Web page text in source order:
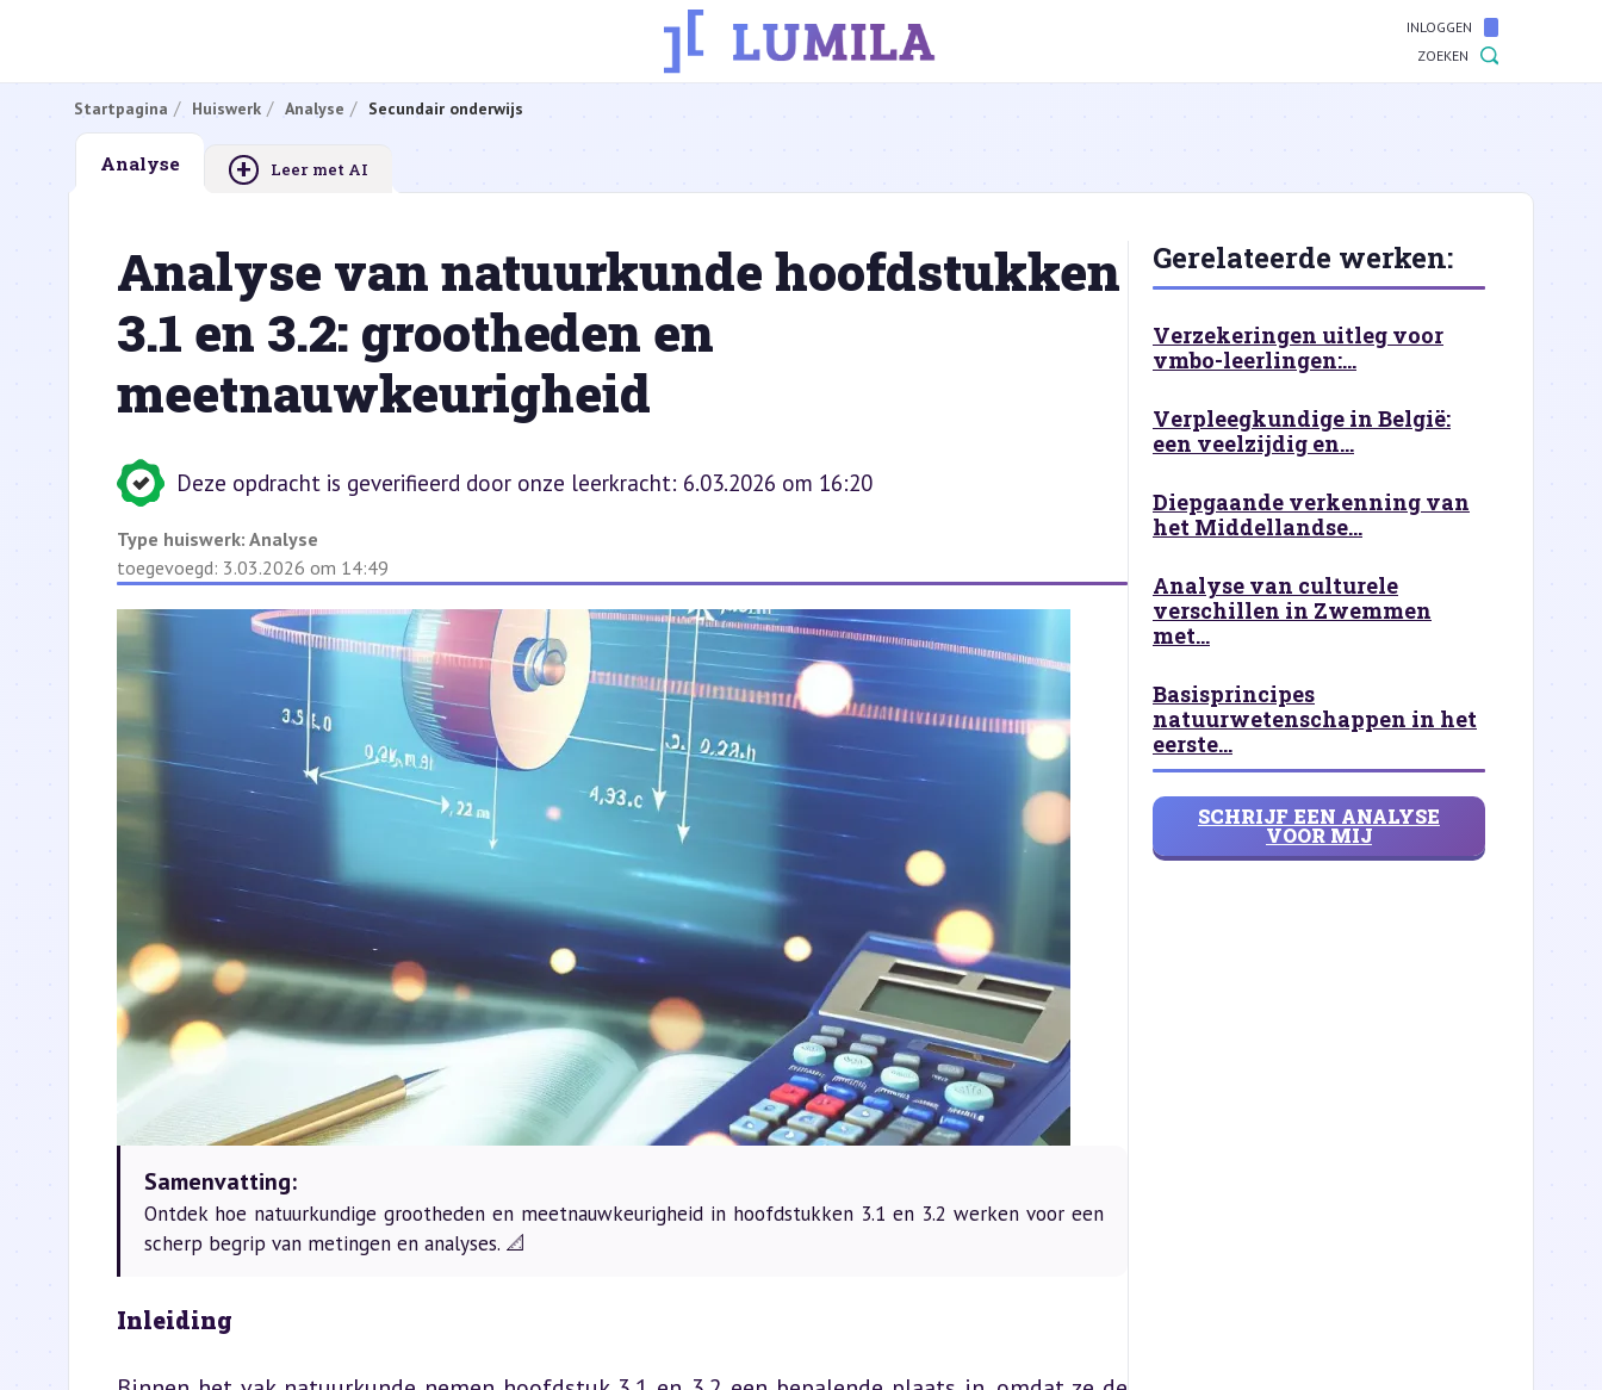
INLOGGEN
ZOEKEN
Startpagina Huiswerk Analyse Secundair onderwijs
Analyse + Leer met AI
Analyse van natuurkunde hoofdstukken
3.1 en 3.2: grootheden en
meetnauwkeurigheid
Deze opdracht is geverifieerd door onze leerkracht: 6.03.2026 om 16:20
Type huiswerk: Analyse
toegevoegd: 3.03.2026 om 14:49
Samenvatting:
Ontdek hoe natuurkundige grootheden en meetnauwkeurigheid in hoofdstukken 3.1 en 3.2 werken voor een
scherp begrip van metingen en analyses. 📐
Inleiding
Gerelateerde werken:
Verzekeringen uitleg voor
vmbo-leerlingen:...
Verpleegkundige in België:
een veelzijdig en...
Diepgaande verkenning van
het Middellandse...
Analyse van culturele
verschillen in Zwemmen
met...
Basisprincipes
natuurwetenschappen in het
eerste...
SCHRIJF EEN ANALYSE
VOOR MIJ